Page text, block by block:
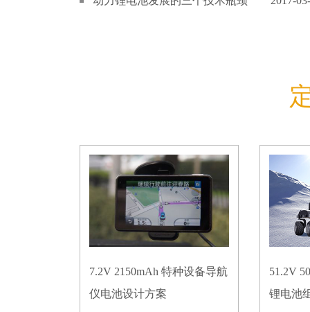
7.2V 2150mAh 特种设备导航
仪电池设计方案
51.2V
锂电池